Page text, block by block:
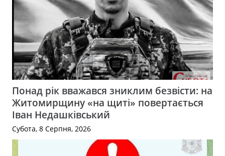
Понад рік вважався зниклим безвісти: на
Житомирщину «на щиті» повертається
Іван Недашківський
Субота, 8 Серпня, 2026